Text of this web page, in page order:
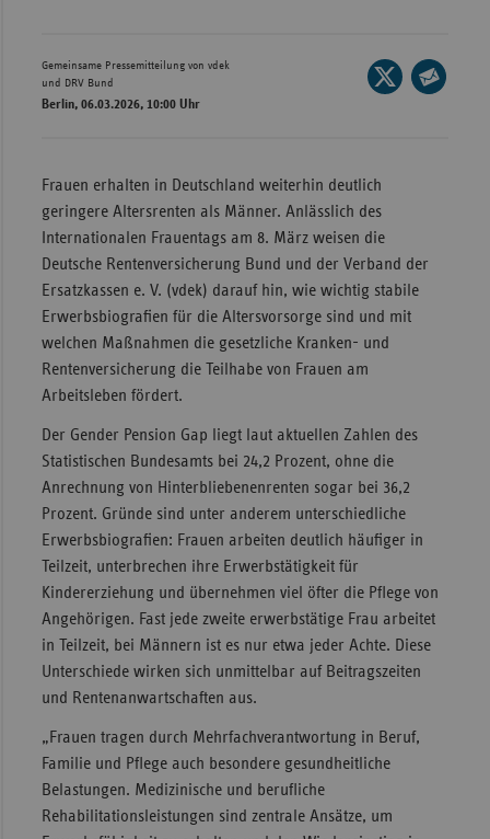
Hessen
Gemeinsame Pressemitteilung von vdek
und DRV Bund
Berlin, 06.03.2026, 10:00 Uhr
Seite
auf
Frauen erhalten in Deutschland weiterhin deutlich
geringere Altersrenten als Männer. Anlässlich des
Internationalen Frauentags am 8. März weisen die
Deutsche Rentenversicherung Bund und der Verband der
Ersatzkassen e. V. (vdek) darauf hin, wie wichtig stabile
Erwerbsbiografien für die Altersvorsorge sind und mit
welchen Maßnahmen die gesetzliche Kranken- und
Rentenversicherung die Teilhabe von Frauen am
Arbeitsleben fördert.
Der Gender Pension Gap liegt laut aktuellen Zahlen des
Statistischen Bundesamts bei 24,2 Prozent, ohne die
Anrechnung von Hinterbliebenenrenten sogar bei 36,2
Prozent. Gründe sind unter anderem unterschiedliche
Erwerbsbiografien: Frauen arbeiten deutlich häufiger in
Teilzeit, unterbrechen ihre Erwerbstätigkeit für
Kindererziehung und übernehmen viel öfter die Pflege von
Angehörigen. Fast jede zweite erwerbstätige Frau arbeitet
in Teilzeit, bei Männern ist es nur etwa jeder Achte. Diese
Unterschiede wirken sich unmittelbar auf Beitragszeiten
und Rentenanwartschaften aus.
„Frauen tragen durch Mehrfachverantwortung in Beruf,
Familie und Pflege auch besondere gesundheitliche
Belastungen. Medizinische und berufliche
Rehabilitationsleistungen sind zentrale Ansätze, um